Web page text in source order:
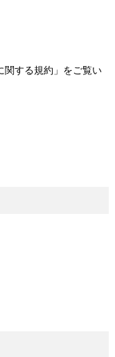
関する規約」をご覧い